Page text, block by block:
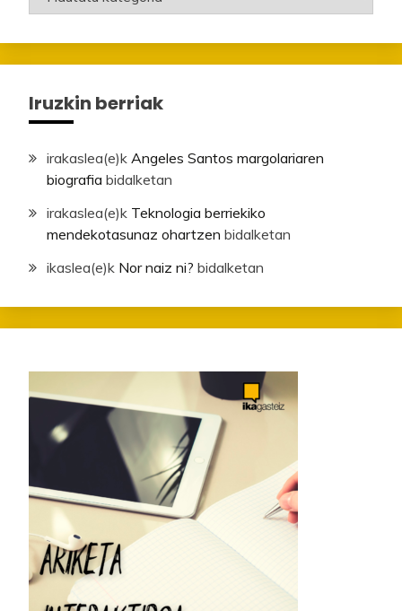
Iruzkin berriak
irakaslea(e)k Angeles Santos margolariaren
biografia bidalketan
irakaslea(e)k Teknologia berriekiko
mendekotasunaz ohartzen bidalketan
ikaslea(e)k Nor naiz ni? bidalketan